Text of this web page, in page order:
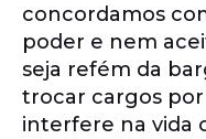
concordamos
poder e nem
seja refém da
trocar cargos
interfere na vida